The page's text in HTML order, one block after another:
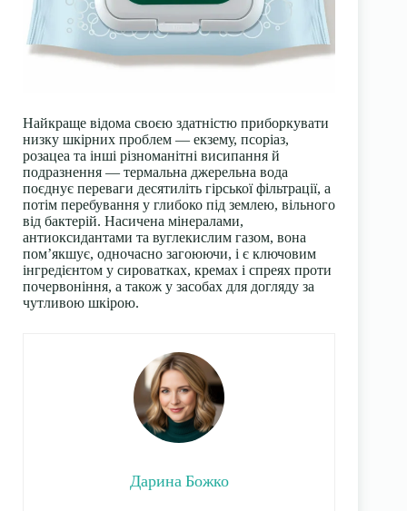
Найкраще відома своєю здатністю приборкувати
низку шкірних проблем — екзему, псоріаз,
розацеа та інші різноманітні висипання й
подразнення — термальна джерельна вода
поєднує переваги десятиліть гірської фільтрації, а
потім перебування у глибоко під землею, вільного
від бактерій. Насичена мінералами,
антиоксидантами та вуглекислим газом, вона
пом’якшує, одночасно загоюючи, і є ключовим
інгредієнтом у сироватках, кремах і спреях проти
почервоніння, а також у засобах для догляду за
чутливою шкірою.
Дарина Божко